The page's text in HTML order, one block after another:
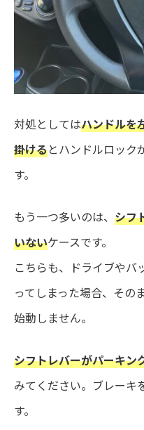
対処としてはハンドルを
掛けるとハンドルロック
す。
もう一つ多いのは、シフ
いないケースです。
こちらも、ドライブやバ
ってしまった場合、その
始動しません。
シフトレバーがパーキン
みてください。ブレーキ
す。